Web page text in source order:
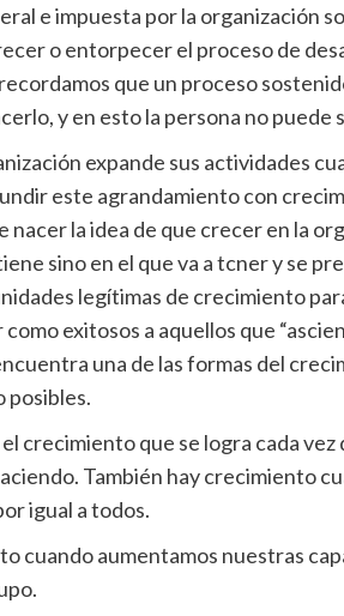
e impuesta por la organización
o entorpecer el proceso de
que un proceso
y en esto la persona no puede
expande sus actividades
este agrandamiento con
nacer la idea de que crecer en la
sino en el que va a tcner y se
legítimas de crecimiento
como exitosos a aquellos que
una de las formas del
posibles.
crecimiento que se logra cada
También hay crecimiento
igual a todos.
cuando aumentamos nuestras